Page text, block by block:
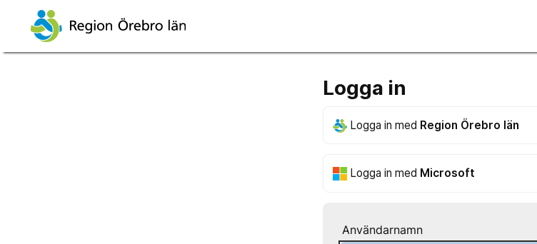
Logga in
Logga in med Region Örebro län
Logga in med Microsoft
Användarnamn